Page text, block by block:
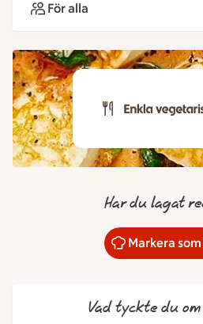
För alla
Har du lagat
Markera
Vad tyckte du